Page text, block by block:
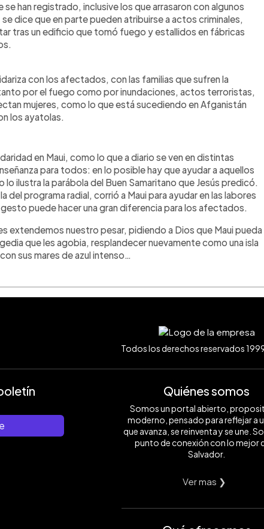
han registrado, inclusive los que arrasaron con algunos
dice que en parte pueden atribuirse a actos criminales,
tras un edificio que tomó fuego y estallidos en fábricas
con los afectados, con las familias que sufren la
por el fuego como por inundaciones, actos terroristas,
mujeres, como lo que está sucediendo en Afganistán
los ayatolas.
en Maui, como lo que a diario se ven en distintas
para todos: en lo posible hay que ayudar a aquellos
ilustra la parábola del Buen Samaritano que Jesús predicó.
del programa radial, corrió a Maui para ayudar en las labores
puede hacer una gran diferencia para los afectados.
extendemos nuestro pesar, pidiendo a Dios que Maui pueda
que les agobia, resplandecer nuevamente como una isla
sus mares de azul intenso…
Todos los derechos reservados
Quiénes somos
Somos un portal abierto,
moderno, pensado para reflejar a
que avanza, se reinventa y se une.
punto de conexión con lo mejor
Salvador.
Ver mas ❯